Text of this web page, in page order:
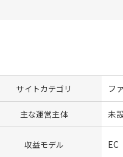
サイトカテゴリ フ
主な運営主体 未
収益モデル EC